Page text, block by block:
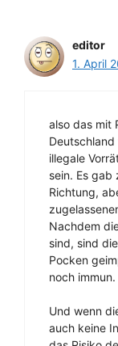
editor
1. April
also das mit
illegale
sein. Es gab
Richtung,
Nachdem
sind, sind
Pocken
noch immun.
Und wenn
auch keine